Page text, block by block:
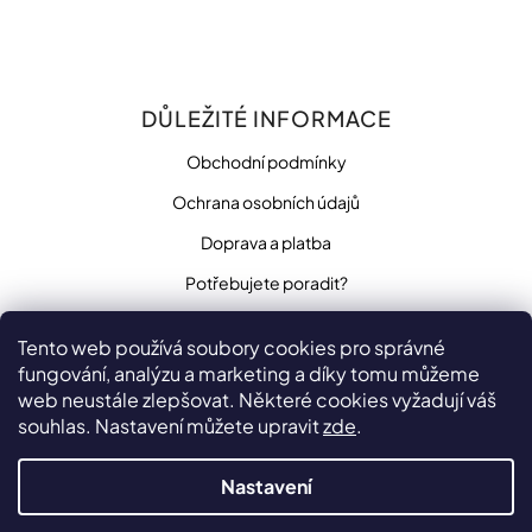
Tento web používá soubory cookies pro správné
fungování, analýzu a marketing a díky tomu můžeme
web neustále zlepšovat. Některé cookies vyžadují váš
souhlas. Nastavení můžete upravitzde.
Nastavení
DŮLEŽITÉ INFORMACE
Obchodní podmínky
Ochrana osobních údajů
Doprava a platba
Potřebujete poradit?
SLEDUJTE NÁS